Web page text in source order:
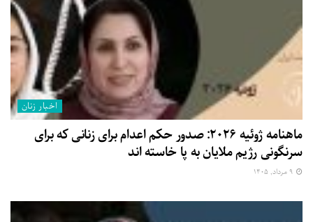
اخبار زنان
ماهنامه ژوئیه ۲۰۲۶: صدور حکم اعدام برای زنانی که برای
سرنگونی رژیم ملایان به پا خاسته اند
۹ مرداد, ۱۴۰۵